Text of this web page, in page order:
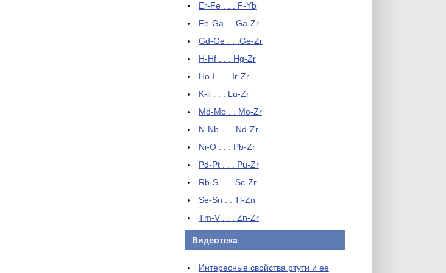
Er-Fe . . . F-Yb
Fe-Ga . . Ga-Zr
Gd-Ge . . .Ge-Zr
H-Hf . . . Hg-Zr
Ho-I . . . Ir-Zr
K-li . . . Lu-Zr
Md-Mo . . Mo-Zr
N-Nb . . . Nd-Zr
Ni-O . . . Pb-Zr
Pd-Pt . . . Pu-Zr
Rb-S . . . Sc-Zr
Se-Sn . . Tl-Zn
Tm-V . . . Zn-Zr
Видеотека
Интересные свойства ртути и ее